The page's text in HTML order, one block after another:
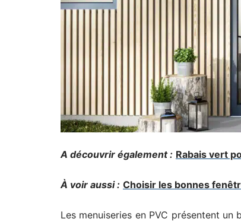
A découvrir également : Rabais vert
À voir aussi : Choisir les bonnes
Les menuiseries en PVC présentent un